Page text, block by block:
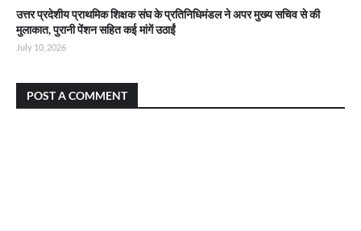
उत्तर प्रदेशीय प्राथमिक शिक्षक संघ के प्रतिनिधिमंडल ने अपर मुख्य सचिव से की
मुलाकात, पुरानी पेंशन सहित कई मांगें उठाईं
July 10, 2026
POST A COMMENT